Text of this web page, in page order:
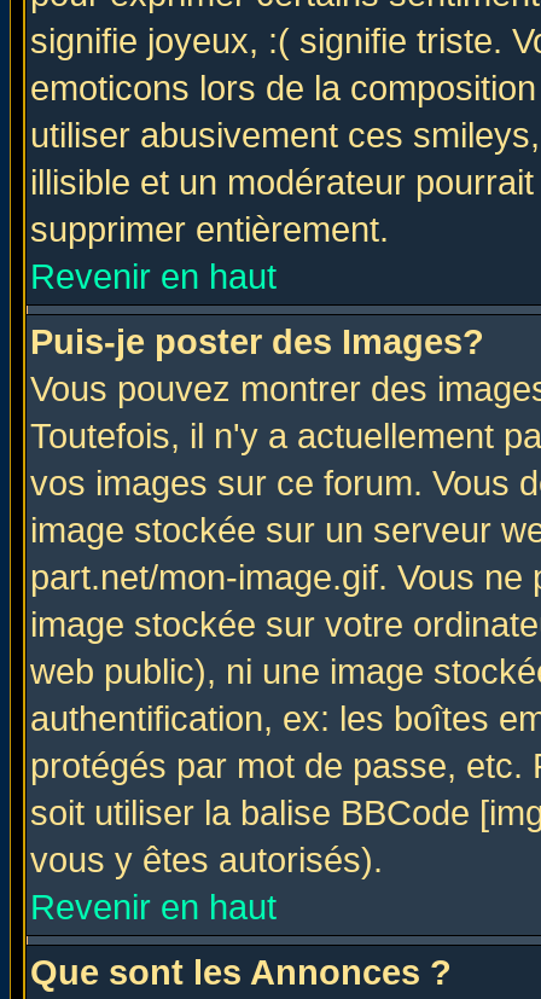
signifie joyeux, :( signifie triste.
emoticons lors de la
utiliser abusivement ces
illisible et un modérateur
supprimer entièrement.
Revenir en haut
Puis-je poster des Images?
Vous pouvez montrer des
Toutefois, il n'y a actuellement
vos images sur ce forum. Vous
image stockée sur un serveur
part.net/mon-image.gif. Vous
image stockée sur votre
web public), ni une image
authentification, ex: les boîtes
protégés par mot de passe,
soit utiliser la balise BBCode
vous y êtes autorisés).
Revenir en haut
Que sont les Annonces ?